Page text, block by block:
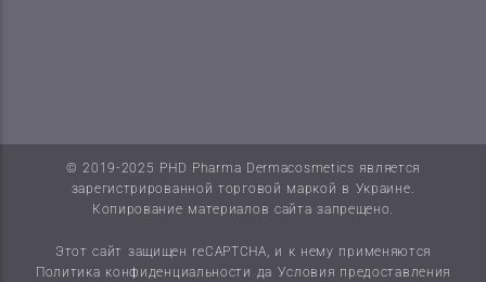
© 2019-2025 PHD Pharma Dermacosmetics является
зарегистрированной торговой маркой в Украине.
Копирование материалов сайта запрещено.
Этот сайт защищен reCAPTCHA, и к нему применяются
Политика конфиденциальности да Условия предоставления